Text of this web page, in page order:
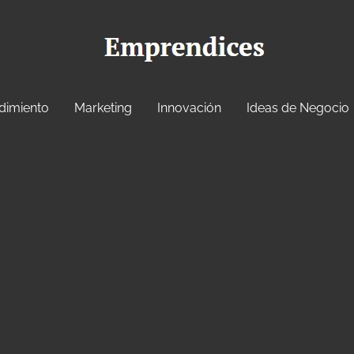
Marketing Innovación Ideas de Negocio